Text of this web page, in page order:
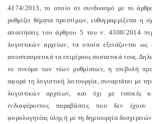
4174/2013, το οποίο σε συνδυασμό με το
ρυθμίζει θέματα προστίμων, ευθυγραμμίζεται η
απαιτήσεις του άρθρου 5 του ν. 4308/2014
λογιστικών αρχείων, τα οποία εξετάζονται
αποσπασματικά τα επιμέρους συστατικά τους.
το πνεύμα των νέων ρυθμίσεων, η επιβολή
αφορά τη λογιστική λειτουργία, συναρτάται με
λογιστικών αρχείων, και όχι με τυπικές
ενδιαφέροντος παραβάσεις που δεν
φορολογητέας ύλης ή με τη δημιουργία